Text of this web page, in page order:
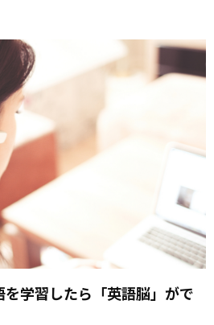
学習したら「英語脳」がで